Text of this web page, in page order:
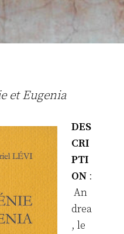
et Eugenia
DES
CRI
PTI
ON :
An
drea
, le